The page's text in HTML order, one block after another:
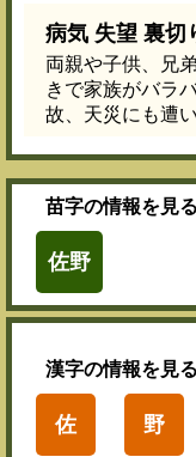
病気 失望 裏切
両親や子供、兄
きで家族がバラ
故、天災にも遭い
苗字の情報を見る
佐野
漢字の情報を見る
佐 野